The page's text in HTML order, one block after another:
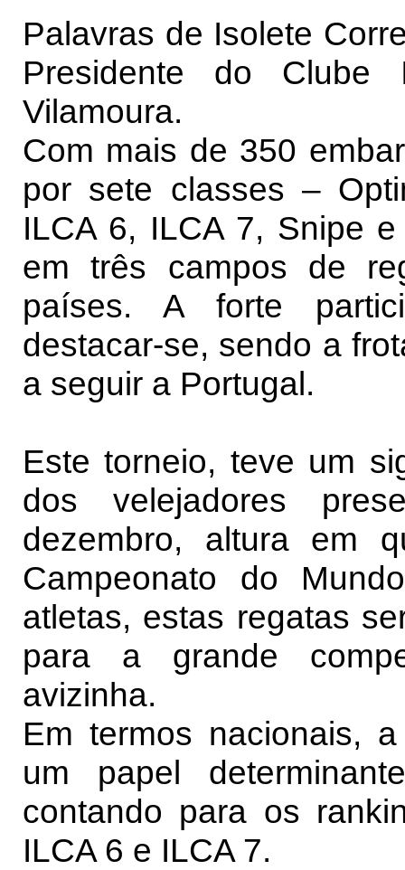
Palavras de Isolete
Presidente do Clube
Vilamoura.
Com mais de 350
por sete classes –
ILCA 6, ILCA 7, Snipe
em três campos de
países. A forte
destacar-se, sendo a
a seguir a Portugal.
Este torneio, teve um
dos velejadores
dezembro, altura em
Campeonato do
atletas, estas regatas
para a grande
avizinha.
Em termos nacionais,
um papel
contando para os
ILCA 6 e ILCA 7.